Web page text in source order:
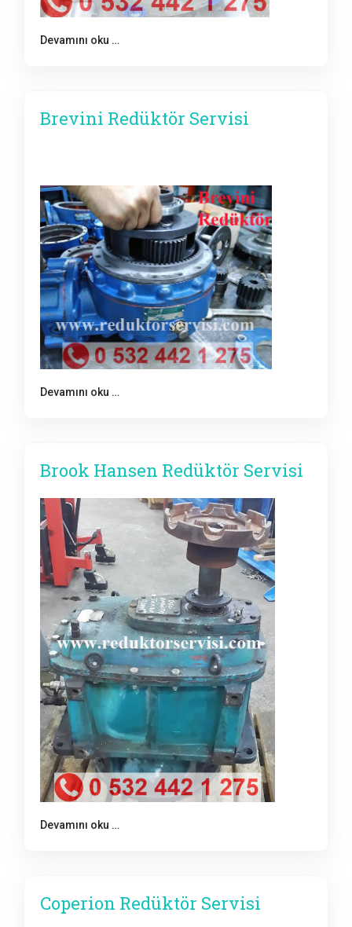
Devamını oku …
Brevini Redüktör Servisi
Devamını oku …
Brook Hansen Redüktör Servisi
Devamını oku …
Coperion Redüktör Servisi